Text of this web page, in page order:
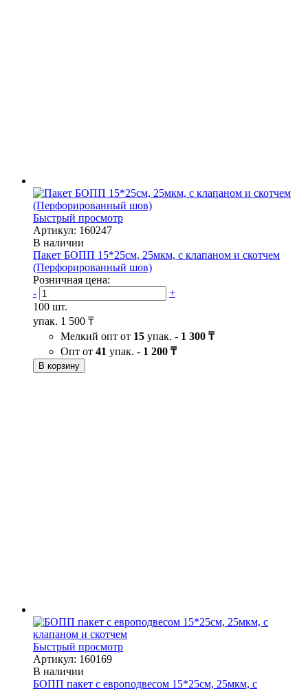
Быстрый просмотр
Артикул: 160247
В наличии
Пакет БОПП 15*25см, 25мкм, с клапаном и скотчем
(Перфорированный шов)
Розничная цена:
-
+
100 шт.
упак. 1 500 ₸
Мелкий опт от 15 упак. - 1 300 ₸
Опт от 41 упак. - 1 200 ₸
В корзину
Быстрый просмотр
Артикул: 160169
В наличии
БОПП пакет с европодвесом 15*25см, 25мкм, с